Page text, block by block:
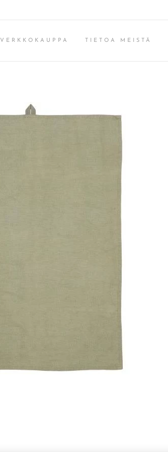
VERKKOKAUPPA TIETOA MEISTÄ